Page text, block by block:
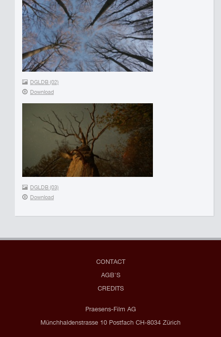
DGLDB (02)
Download
DGLDB (03)
Download
CONTACT
AGB'S
CREDITS
Praesens-Film AG
Münchhaldenstrasse 10 Postfach CH-8034 Zürich